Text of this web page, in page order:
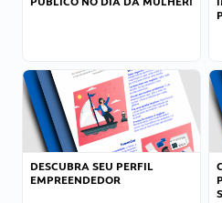
DESCUBRA SEU PERFIL
EMPREENDEDOR